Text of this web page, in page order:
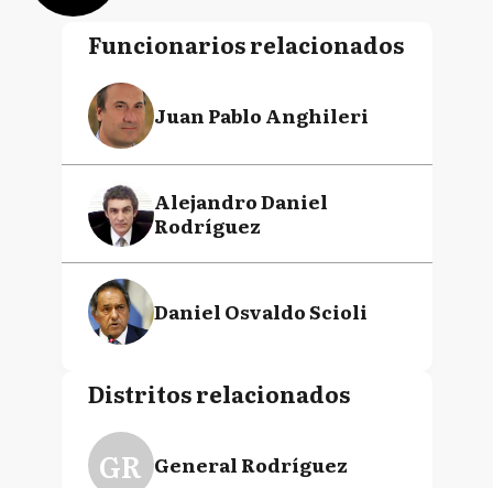
Funcionarios relacionados
Juan Pablo Anghileri
Alejandro Daniel
Rodríguez
Daniel Osvaldo Scioli
Distritos relacionados
GR General Rodríguez